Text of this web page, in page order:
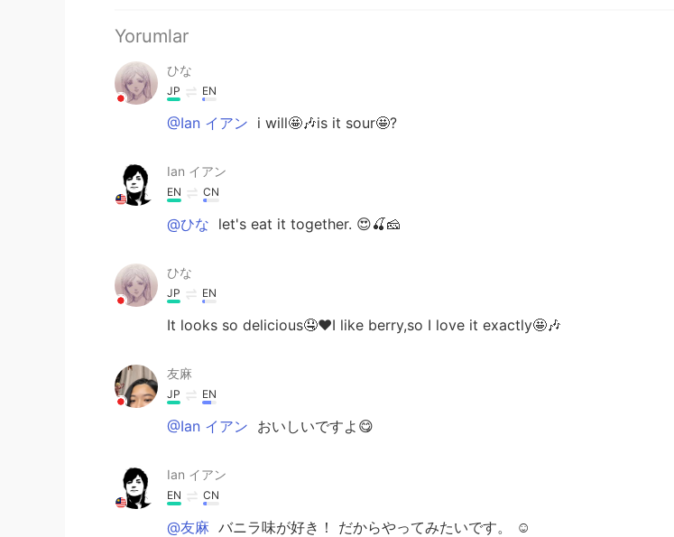
Yorumlar
ひな
JP EN
@Ian イアン i will🤩🎶is it sour🤩?
Ian イアン
EN CN
@ひな let's eat it together. 😍🍒🧀
ひな
JP EN
It looks so delicious🤤❤️I like berry,so I love it exactly🤩🎶
友麻
JP EN
@Ian イアン おいしいですよ😋
Ian イアン
EN CN
@友麻 バニラ味が好き！ だからやってみたいです。 ☺️